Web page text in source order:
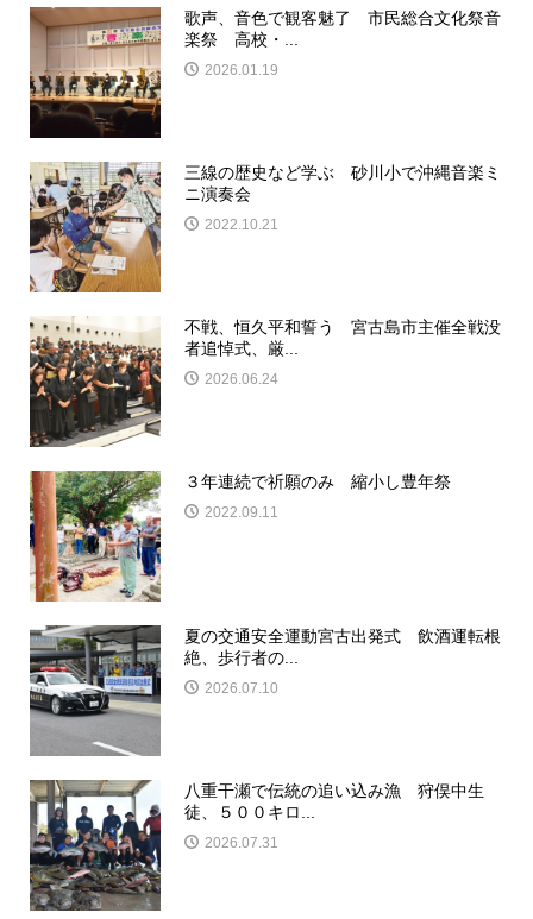
歌声、音色で観客魅了 市民総合文化祭音
楽祭 高校・...
2026.01.19
三線の歴史など学ぶ 砂川小で沖縄音楽ミ
ニ演奏会
2022.10.21
不戦、恒久平和誓う 宮古島市主催全戦没
者追悼式、厳...
2026.06.24
３年連続で祈願のみ 縮小し豊年祭
2022.09.11
夏の交通安全運動宮古出発式 飲酒運転根
絶、歩行者の...
2026.07.10
八重干瀬で伝統の追い込み漁 狩俣中生
徒、５００キロ...
2026.07.31